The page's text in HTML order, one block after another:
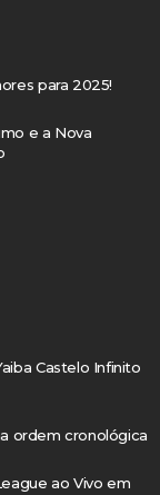
para 2025!
e a Nova
Castelo Infinito
ordem cronológica
ao Vivo em